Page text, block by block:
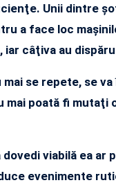
Unii dintre
a face loc
câţiva au
se repete, se
mai poată fi
viabilă ea ar
evenimente